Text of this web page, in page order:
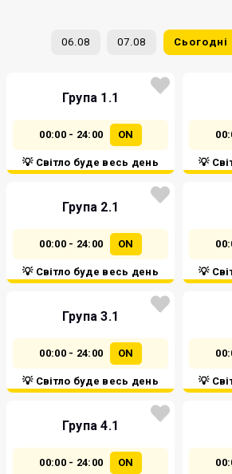
06.08 07.08 Сьогодні
Група 1.1
00:00 - 24:00 ON
💡 Світло буде весь день 💡
Група 2.1
00:00 - 24:00 ON
💡 Світло буде весь день 💡
Група 3.1
00:00 - 24:00 ON
💡 Світло буде весь день 💡
Група 4.1
00:00 - 24:00 ON